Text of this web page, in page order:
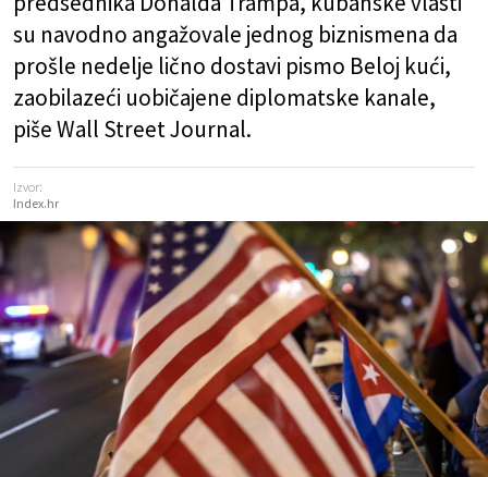
su navodno angažovale jednog biznismena da
prošle nedelje lično dostavi pismo Beloj kući,
zaobilazeći uobičajene diplomatske kanale,
piše Wall Street Journal.
Izvor:
Index.hr